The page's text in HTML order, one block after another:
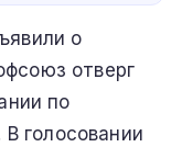
о
отверг
по
голосовании